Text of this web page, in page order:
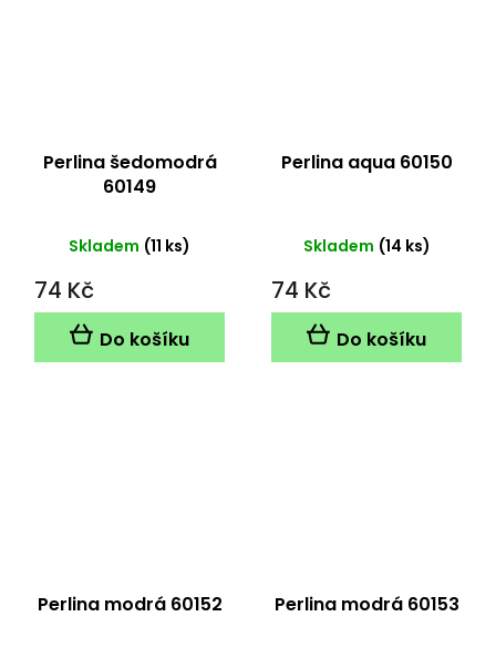
Perlina šedomodrá
60149
Skladem (11 ks)
74 Kč
Do košíku
Perlina aqua 60150
Skladem (14 ks)
74 Kč
Do košíku
Perlina modrá 60152 Perlina modrá 60153